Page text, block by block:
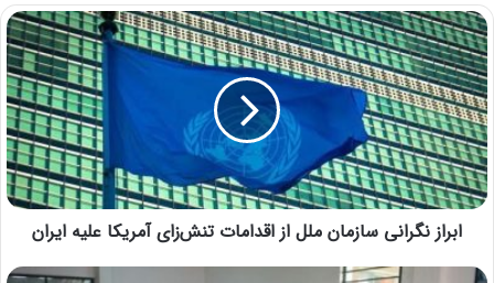
ابراز نگرانی سازمان ملل از اقدامات تنش‌زای آمریکا علیه ایران